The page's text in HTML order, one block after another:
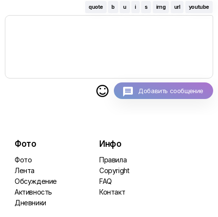
quote b u i s img url youtube
 Добавить сообщение
Фото
Фото
Лента
Обсуждение
Активность
Дневники
Инфо
Правила
Copyright
FAQ
Контакт